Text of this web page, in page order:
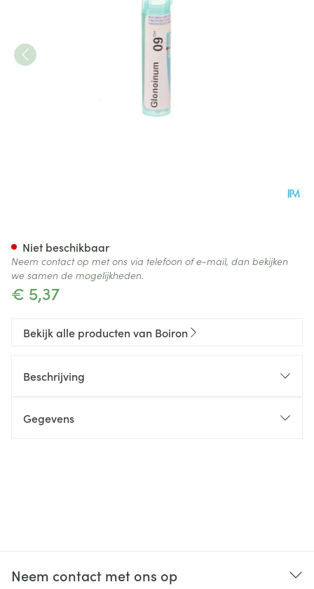
€ 5,37
Niet beschikbaar
Neem contact op met ons via telefoon of e-mail, dan bekijken
we samen de mogelijkheden.
Bekijk alle producten van Boiron
Beschrijving
Gegevens
Neem contact met ons op